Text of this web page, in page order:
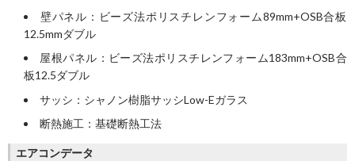
壁パネル：ビーズ法ポリスチレンフォーム89mm+OSB合板
12.5mmダブル
屋根パネル：ビーズ法ポリスチレンフォーム183mm+OSB合
板12.5ダブル
サッシ：シャノン樹脂サッシLow-Eガラス
断熱施工：基礎断熱工法
エアコンデータ